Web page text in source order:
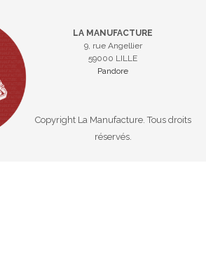
LA MANUFACTURE
9, rue Angellier
59000 LILLE
Pandore
Copyright La Manufacture. Tous droits
réservés.